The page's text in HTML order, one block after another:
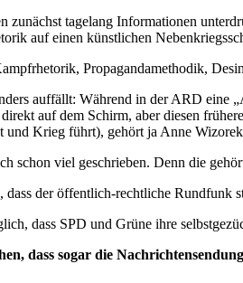
zunächst tagelang Informationen
auf einen künstlichen
Propagandamethodik,
auffällt: Während in der ARD
auf dem Schirm, aber diesen
Krieg führt), gehört ja Anne
schon viel geschrieben. Denn die
dass der öffentlich-rechtliche Rundfunk
dass SPD und Grüne ihre
dass sogar die